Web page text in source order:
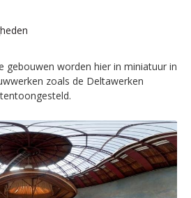
gebouwen worden hier in miniatuur in
zoals de Deltawerken